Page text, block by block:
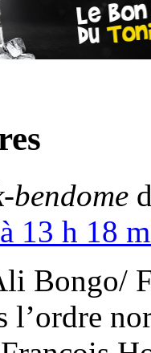
bendome
13 h 18
Bongo/
l’ordre